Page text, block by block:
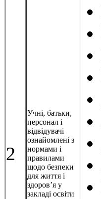
2
Учні, батьки,
персонал і
відвідувачі
ознайомлені з
нормами і
правилами
щодо безпеки
для життя і
здоров’я у
закладі освіти